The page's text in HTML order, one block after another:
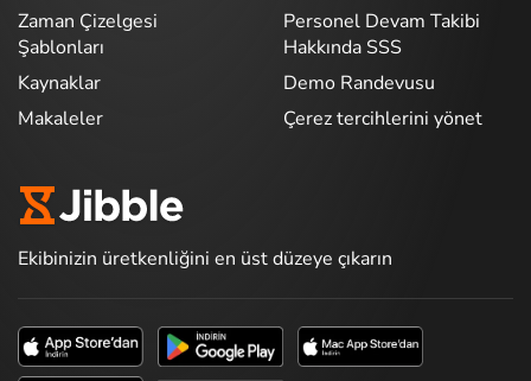
Zaman Çizelgesi
Şablonları
Kaynaklar
Makaleler
Personel Devam Takibi
Hakkında SSS
Demo Randevusu
Çerez tercihlerini yönet
Ekibinizin üretkenliğini en üst düzeye çıkarın